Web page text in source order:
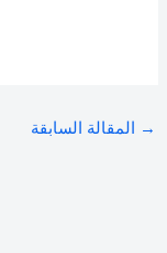
→ المقالة السابقة